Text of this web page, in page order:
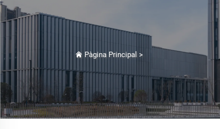
Pàgina Principal >